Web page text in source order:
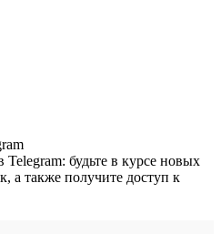
будьте в курсе новых
а также получите доступ к